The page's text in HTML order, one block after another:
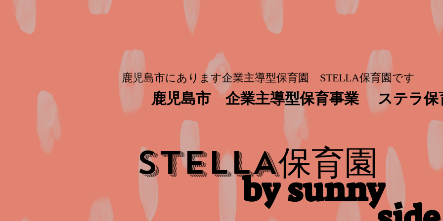
鹿児島市にあります企業主導型保育園 STELLA保育園です
鹿児島市 企業主導型保育事業 ステラ保
STELLA保育園
by sunny